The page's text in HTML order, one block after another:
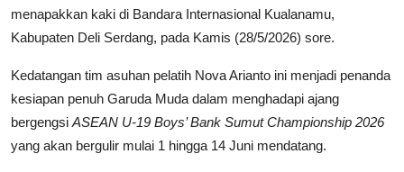
menapakkan kaki di Bandara Internasional Kualanamu,
Kabupaten Deli Serdang, pada Kamis (28/5/2026) sore.
Kedatangan tim asuhan pelatih Nova Arianto ini menjadi penanda
kesiapan penuh Garuda Muda dalam menghadapi ajang
bergengsi ASEAN U-19 Boys’ Bank Sumut Championship 2026
yang akan bergulir mulai 1 hingga 14 Juni mendatang.